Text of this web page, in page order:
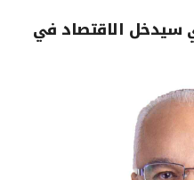
سيدخل الاقتصاد في